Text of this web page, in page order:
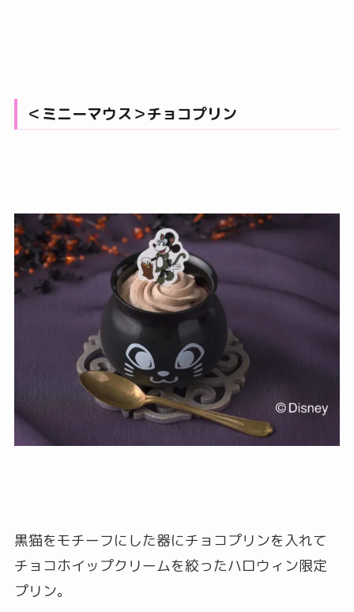
＜ミニーマウス＞チョコプリン
黒猫をモチーフにした器にチョコプリンを入れて
チョコホイップクリームを絞ったハロウィン限定
プリン。